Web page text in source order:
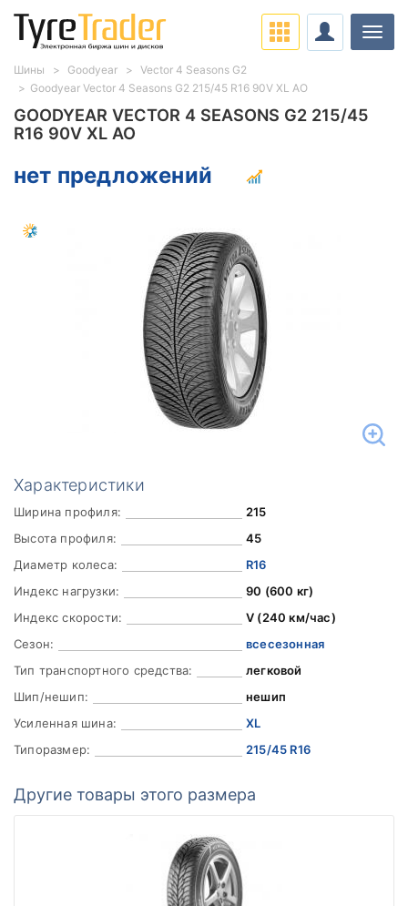
GOODYEAR VECTOR 4 SEASONS G2 215/45
R16 90V XL AO
нет предложений
Характеристики
Ширина профиля:
215
Высота профиля:
45
Диаметр колеса:
R16
Индекс нагрузки:
90 (600 кг)
Индекс скорости:
V (240 км/час)
Сезон:
всесезонная
Тип транспортного средства:
легковой
Шип/нешип:
нешип
Усиленная шина:
XL
Типоразмер:
215/45 R16
Другие товары этого размера
Шины Goodyear
Vector 4 Seasons G2
Goodyear Vector 4 Seasons G2 215/45 R16 90V XL AO